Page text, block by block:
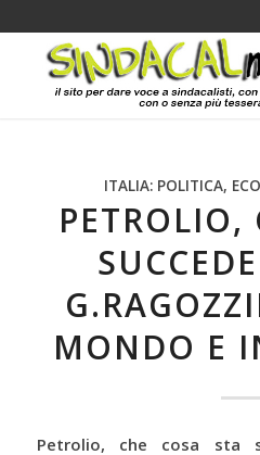
ITALIA: POLITICA,
PETROLIO,
MONDO E
Petrolio, che cosa sta